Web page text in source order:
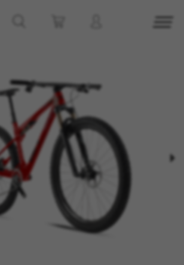
TODAS LAS COOKIES
TODAS LAS COOKIES
son necesarias para que el sitio
y no se pueden desactivar en
Puede configurar su
para bloquear o alertar sobre estas
alguna áreas del sitio no
Estas cookies no almacenan